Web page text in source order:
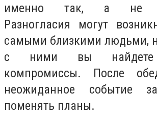
именно так, а не
Разногласия могут
самыми близкими людьми,
с ними вы найдете
компромиссы. После
неожиданное событие
поменять планы.